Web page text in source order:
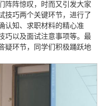
阵阵惊叹，时而又引发大家
技巧两个关键环节，进行了
认知、求职材料的精心准
巧以及面试注意事项等。最
疑环节，同学们积极踊跃地